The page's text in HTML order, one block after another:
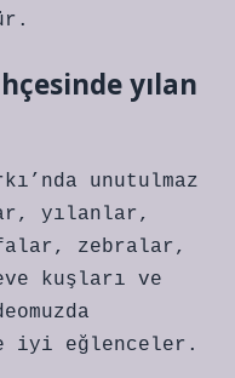
yılan
unutulmaz
yılanlar,
zebralar,
kuşları ve
iyi eğlenceler.